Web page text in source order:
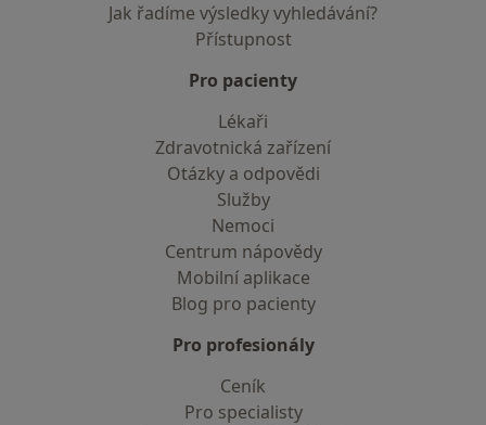
Jak řadíme výsledky vyhledávání?
Přístupnost
Pro pacienty
Lékaři
Zdravotnická zařízení
Otázky a odpovědi
Služby
Nemoci
Centrum nápovědy
Mobilní aplikace
Blog pro pacienty
Pro profesionály
Ceník
Pro specialisty